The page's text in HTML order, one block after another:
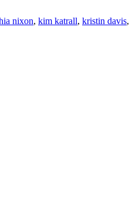
nixon, kim katrall, kristin davis,